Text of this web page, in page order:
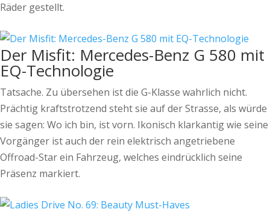
Räder gestellt.
Der Misfit: Mercedes-Benz G 580 mit
EQ-Technologie
Tatsache. Zu übersehen ist die G-Klasse wahrlich nicht.
Prächtig kraftstrotzend steht sie auf der Strasse, als würde
sie sagen: Wo ich bin, ist vorn. Ikonisch klarkantig wie seine
Vorgänger ist auch der rein elektrisch angetriebene
Offroad-Star ein Fahrzeug, welches eindrücklich seine
Präsenz markiert.